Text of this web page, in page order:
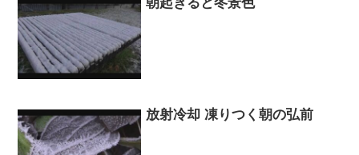
放射冷却 凍りつく朝の弘前